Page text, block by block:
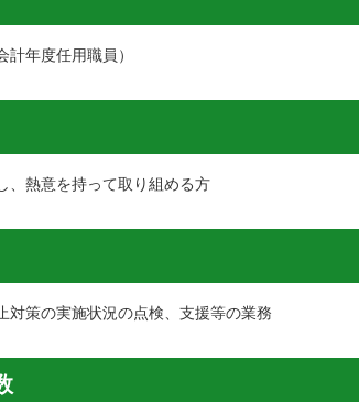
年度任用職員）
、熱意を持って取り組める方
対策の実施状況の点検、支援等の業務